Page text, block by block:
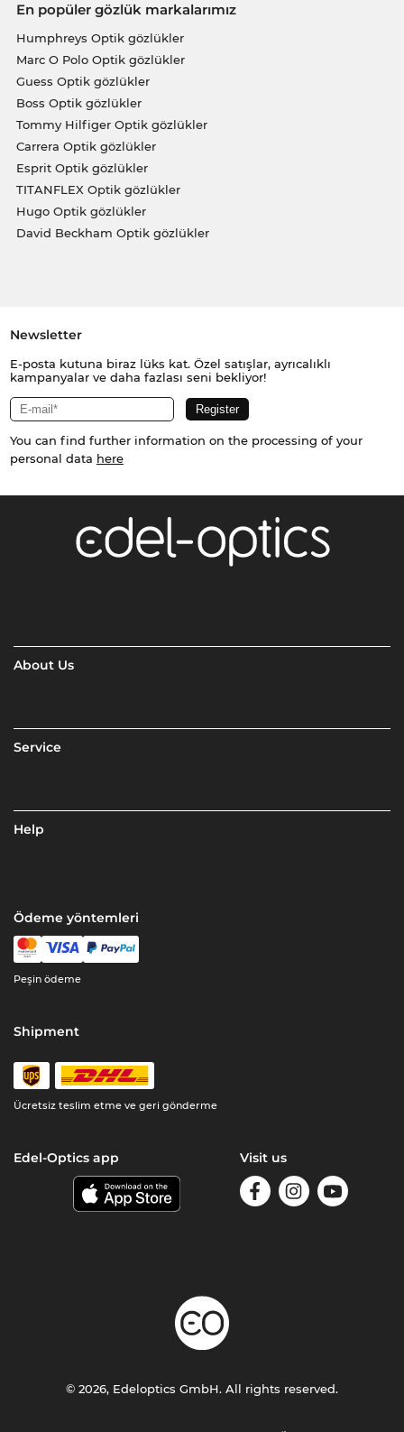
En popüler gözlük markalarımız
Humphreys Optik gözlükler
Marc O Polo Optik gözlükler
Guess Optik gözlükler
Boss Optik gözlükler
Tommy Hilfiger Optik gözlükler
Carrera Optik gözlükler
Esprit Optik gözlükler
TITANFLEX Optik gözlükler
Hugo Optik gözlükler
David Beckham Optik gözlükler
Newsletter
E-posta kutuna biraz lüks kat. Özel satışlar, ayrıcalıklı
kampanyalar ve daha fazlası seni bekliyor!
You can find further information on the processing of your
personal data here
About Us
Service
Help
Ödeme yöntemleri
Peşin ödeme
Shipment
Ücretsiz teslim etme ve geri gönderme
Edel-Optics app Visit us
© 2026, Edeloptics GmbH. All rights reserved.